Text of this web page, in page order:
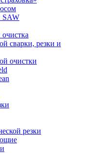
SAW
очистка
сварки, резки и
очистки
резки